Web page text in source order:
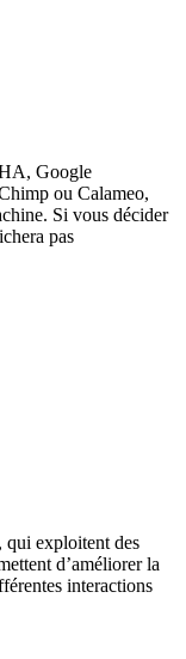
Google
ou Calameo,
Si vous décider
pas
qui exploitent des
d’améliorer la
interactions